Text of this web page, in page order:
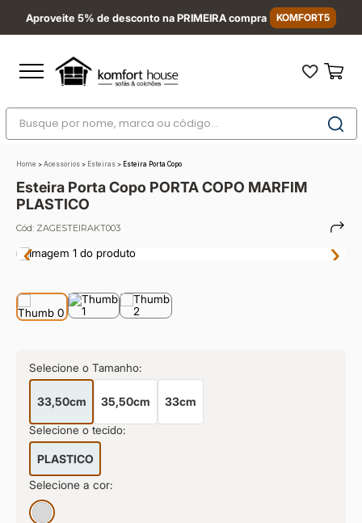
Aproveite 5% de desconto na PRIMEIRA compra KOMFORT5
Busque por nome, marca ou código...
Home > Acessórios > Esteiras > Esteira Porta Copo
Esteira Porta Copo PORTA COPO MARFIM
PLASTICO
Cód: ZAGESTEIRAKT003
‹ ›
Selecione o Tamanho:
33,50cm 35,50cm 33cm
Selecione o tecido:
PLASTICO
Selecione a cor:
2º
sofá
3º
sofá retrátil
4º
sofá cama
6º
sofá canto
7º
conjuntos
sevilha
prisma